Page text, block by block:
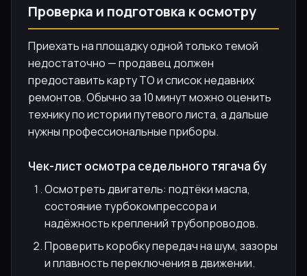
Проверка и подготовка к осмотру
Приехать на площадку одной только темой
недостаточно — продавец должен
предоставить карту ТО и список недавних
ремонтов. Обычно за 10 минут можно оценить
технику по истории путевого листа, а дальше
нужны профессиональные приборы.
Чек-лист осмотра седельного тягача бу
Осмотреть двигатель: подтёки масла,
состояние турбокомпрессора и
надёжность креплений трубопроводов.
Проверить коробку передач на шум, зазоры
и плавность переключения в движении.